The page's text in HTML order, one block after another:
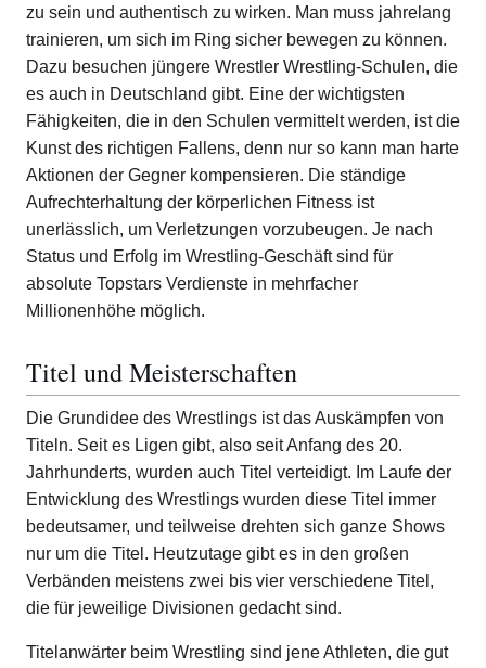
zu sein und authentisch zu wirken. Man muss jahrelang
trainieren, um sich im Ring sicher bewegen zu können.
Dazu besuchen jüngere Wrestler Wrestling-Schulen, die
es auch in Deutschland gibt. Eine der wichtigsten
Fähigkeiten, die in den Schulen vermittelt werden, ist die
Kunst des richtigen Fallens, denn nur so kann man harte
Aktionen der Gegner kompensieren. Die ständige
Aufrechterhaltung der körperlichen Fitness ist
unerlässlich, um Verletzungen vorzubeugen. Je nach
Status und Erfolg im Wrestling-Geschäft sind für
absolute Topstars Verdienste in mehrfacher
Millionenhöhe möglich.
Titel und Meisterschaften
Die Grundidee des Wrestlings ist das Auskämpfen von
Titeln. Seit es Ligen gibt, also seit Anfang des 20.
Jahrhunderts, wurden auch Titel verteidigt. Im Laufe der
Entwicklung des Wrestlings wurden diese Titel immer
bedeutsamer, und teilweise drehten sich ganze Shows
nur um die Titel. Heutzutage gibt es in den großen
Verbänden meistens zwei bis vier verschiedene Titel,
die für jeweilige Divisionen gedacht sind.
Titelanwärter beim Wrestling sind jene Athleten, die gut